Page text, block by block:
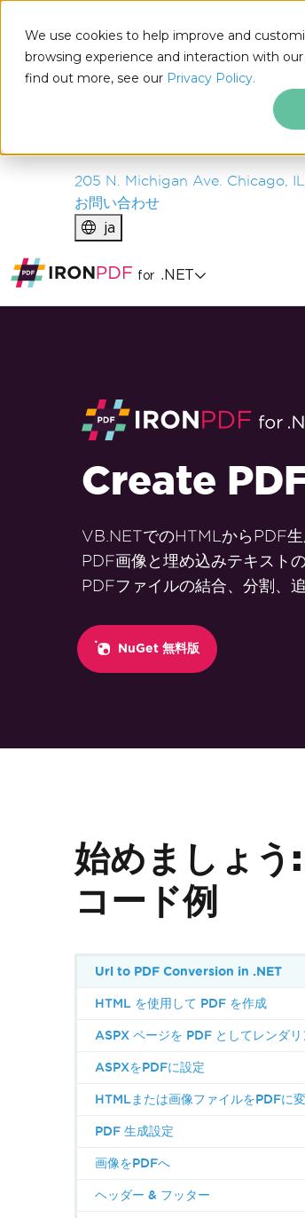
We use cookies to help improve and
browsing experience and interaction with our
find out more, see our Privacy Policy.
IRONSOFTWARE
製品
エンタープライズ
205 N. Michigan Ave. Chicago,
お問い合わせ
ja
for .NET
Create
VB.NETでのHTMLからPDF
PDF画像と埋め込みテキスト
PDFファイルの結合、分割、
NuGet 無料版
始めましょう
コード例
Url to PDF Conversion in .NET
HTML を使用して PDF を作成
ASPX ページを PDF としてレンダリ
ASPXをPDFに設定
HTMLまたは画像ファイルをPDFに
PDF 生成設定
画像をPDFへ
ヘッダー & フッター